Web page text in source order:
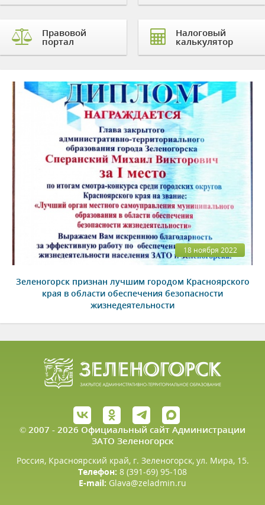
Правовой
портал
Налоговый
калькулятор
18 ноября 2022
Зеленогорск признан лучшим городом Красноярского
края в области обеспечения безопасности
жизнедеятельности
© 2007 - 2026 Официальный сайт Администрации
ЗАТО Зеленогорск
Россия, Красноярский край, г. Зеленогорск, ул. Мира, 15.
Телефон: 8 (391-69) 95-108
E-mail: Glava@zeladmin.ru